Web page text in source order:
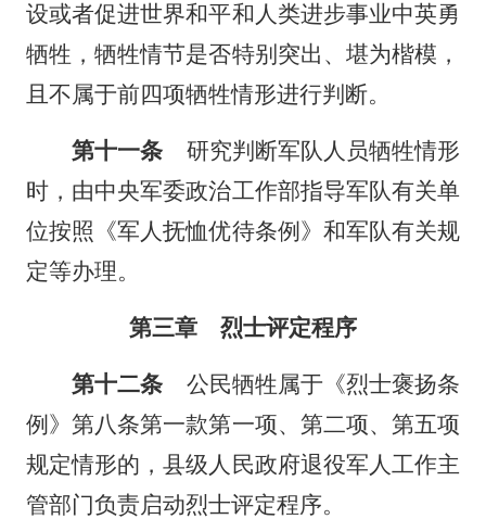
设或者促进世界和平和人类进步事业中英勇
牺牲，牺牲情节是否特别突出、堪为楷模，
且不属于前四项牺牲情形进行判断。
第十一条 研究判断军队人员牺牲情形
时，由中央军委政治工作部指导军队有关单
位按照《军人抚恤优待条例》和军队有关规
定等办理。
第三章 烈士评定程序
第十二条 公民牺牲属于《烈士褒扬条
例》第八条第一款第一项、第二项、第五项
规定情形的，县级人民政府退役军人工作主
管部门负责启动烈士评定程序。